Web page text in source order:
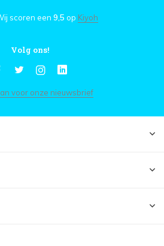
scoren een 9,5 op Kiyoh
Volg ons!
voor onze nieuwsbrief